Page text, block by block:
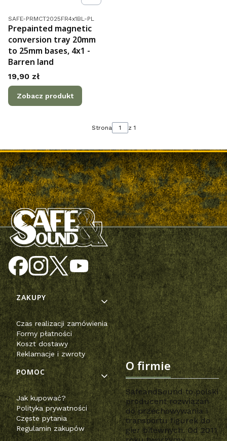
Kod produktu
SAFE-PRMCT2025FR4x1BL-PL
Prepainted magnetic
conversion tray 20mm
to 25mm bases, 4x1 -
Barren land
Cena
19,90 zł
Zobacz produkt
Strona z 1
Linki w stopce
ZAKUPY
Czas realizacji zamówienia
Formy płatności
Koszt dostawy
Reklamacje i zwroty
POMOC
Jak kupować?
Polityka prywatności
Częste pytania
Regulamin zakupów
O firmie
SafeandSound to polski
producent rozwiązań
do przechowywania i
transportu figurek do
gier bitewnych. Od 2011